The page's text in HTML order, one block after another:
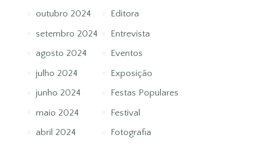
outubro 2024
setembro 2024
agosto 2024
julho 2024
junho 2024
maio 2024
abril 2024
Editora
Entrevista
Eventos
Exposição
Festas Populares
Festival
Fotografia